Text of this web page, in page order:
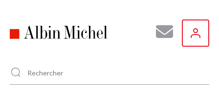
principal